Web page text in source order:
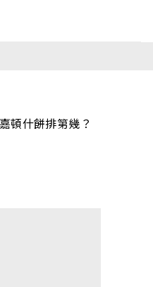
頓什餅排第幾？